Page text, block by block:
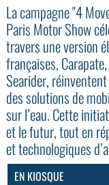
La campagne "4
Paris Motor Show
travers une version
françaises,
Searider,
des solutions de
sur l’eau. Cette
et le futur, tout en
et technologiques
EN KIOSQUE